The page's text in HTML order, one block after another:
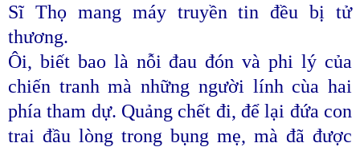
Sĩ Thọ mang máy truyền tin đều bị tử
thương.
Ôi, biết bao là nỗi đau đón và phi lý của
chiến tranh mà những người lính cùa hai
phía tham dự. Quảng chết đi, để lại đứa con
trai đầu lòng trong bụng mẹ, mà đã được